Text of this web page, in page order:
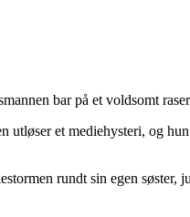
bar på et voldsomt
et mediehysteri, og
rundt sin egen søster,